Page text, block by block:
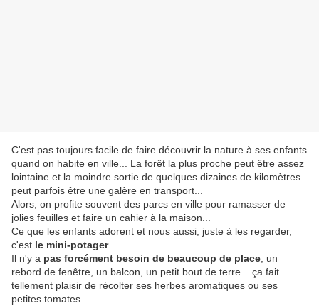
C'est pas toujours facile de faire découvrir la nature à ses enfants
quand on habite en ville... La forêt la plus proche peut être assez
lointaine et la moindre sortie de quelques dizaines de kilomètres
peut parfois être une galère en transport...
Alors, on profite souvent des parcs en ville pour ramasser de
jolies feuilles et faire un cahier à la maison...
Ce que les enfants adorent et nous aussi, juste à les regarder,
c'est le mini-potager...
Il n'y a pas forcément besoin de beaucoup de place , un
rebord de fenêtre, un balcon, un petit bout de terre... ça fait
tellement plaisir de récolter ses herbes aromatiques ou ses
petites tomates...